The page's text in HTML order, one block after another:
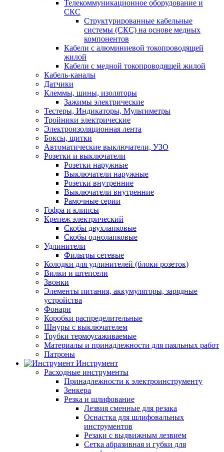
Телекоммуникационное оборудование и
СКС
Структурированные кабельные
системы (СКС) на основе медных
компонентов
Кабели с алюминиевой токопроводящей
жилой
Кабели с медной токопроводящей жилой
Кабель-каналы
Датчики
Клеммы, шины, изоляторы
Зажимы электрические
Тестеры, Индикаторы, Мультиметры
Тройники электрические
Электроизоляционная лента
Боксы, щитки
Автоматические выключатели, УЗО
Розетки и выключатели
Розетки наружные
Выключатели наружные
Розетки внутренние
Выключатели внутренние
Рамочные серии
Гофра и клипсы
Крепеж электрический
Скобы двухлапковые
Скобы однолапковые
Удлинители
Фильтры сетевые
Колодки для удлинителей (блоки розеток)
Вилки и штепсели
Звонки
Элементы питания, аккумуляторы, зарядные
устройства
Фонари
Коробки распределительные
Шнуры с выключателем
Трубки термоусаживаемые
Материалы и принадлежности для паяльных работ
Патроны
Инструмент
Расходные инструменты
Принадлежности к электроинструменту
Зенкера
Резка и шлифование
Лезвия сменные для резака
Оснастка для шлифовальных
инструментов
Резаки с выдвижным лезвием
Сетка абразивная и губки для